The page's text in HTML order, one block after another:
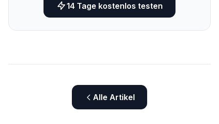
14 Tage kostenlos testen
Alle Artikel